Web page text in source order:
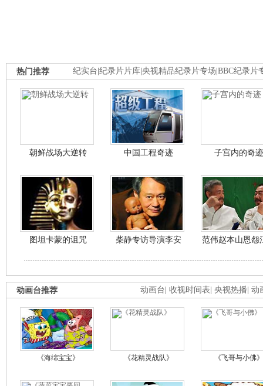
纪实台 纪录片片库 央视精品纪录片专场 BBC纪录片
热门推荐
朝鲜战场大逆转 中国工程奇迹 子宫内的奇迹
图坦卡蒙的诅咒 柴静专访导演李安 范伟赵本山恩怨
动画台 收视时间表 央视热播 动
动画台推荐
《海绵宝宝》 《花精灵战队》 《飞哥与小佛》